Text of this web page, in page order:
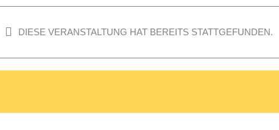
DIESE VERANSTALTUNG HAT BEREITS STATTGEFUNDEN.